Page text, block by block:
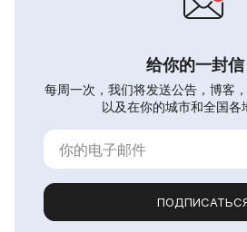
给你的一封信
每周一次，我们将发送公告，博客
以及在你的城市和全国各